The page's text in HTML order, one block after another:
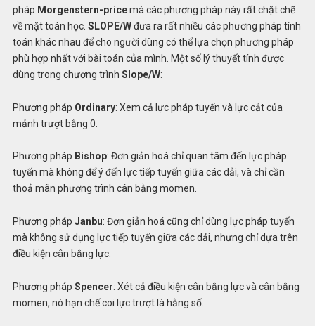
pháp Morgenstern-pricemà các phương pháp này rất chặt chẽ
về mặt toán học. SLOPE/Wđưa ra rất nhiều các phương pháp tính
toán khác nhau để cho người dùng có thể lựa chọn phương pháp
phù hợp nhất với bài toán của mình. Một số lý thuyết tính được
dùng trong chương trình Slope/W:
Phương pháp Ordinary: Xem cả lực pháp tuyến và lực cắt của
mảnh trượt bằng 0.
Phương pháp Bishop: Đơn giản hoá chỉ quan tâm đến lực pháp
tuyến mà không để ý đến lực tiếp tuyến giữa các dải, và chỉ cần
thoả mãn phương trình cân bằng momen.
Phương pháp Janbu: Đơn giản hoá cũng chỉ dùng lực pháp tuyến
mà không sử dụng lực tiếp tuyến giữa các dải, nhưng chỉ dựa trên
điều kiện cân bằng lực.
Phương pháp Spencer: Xét cả điều kiện cân bằng lực và cân bằng
momen, nó hạn chế coi lực trượt là hằng số.